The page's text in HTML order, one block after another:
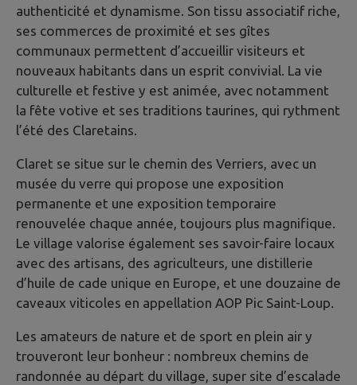
authenticité et dynamisme. Son tissu associatif riche,
ses commerces de proximité et ses gîtes
communaux permettent d’accueillir visiteurs et
nouveaux habitants dans un esprit convivial. La vie
culturelle et festive y est animée, avec notamment
la fête votive et ses traditions taurines, qui rythment
l’été des Claretains.
Claret se situe sur le chemin des Verriers, avec un
musée du verre qui propose une exposition
permanente et une exposition temporaire
renouvelée chaque année, toujours plus magnifique.
Le village valorise également ses savoir-faire locaux
avec des artisans, des agriculteurs, une distillerie
d’huile de cade unique en Europe, et une douzaine de
caveaux viticoles en appellation AOP Pic Saint-Loup.
Les amateurs de nature et de sport en plein air y
trouveront leur bonheur : nombreux chemins de
randonnée au départ du village, super site d’escalade